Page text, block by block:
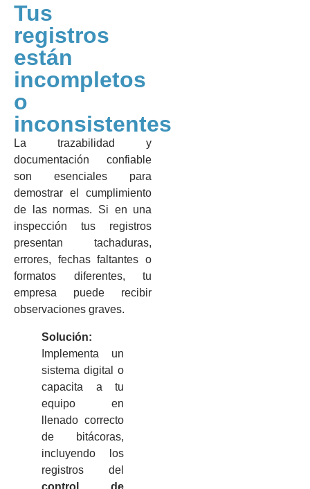
Tus
registros
están
incompletos
o
inconsistentes
La trazabilidad y
documentación confiable
son esenciales para
demostrar el cumplimiento
de las normas. Si en una
inspección tus registros
presentan tachaduras,
errores, fechas faltantes o
formatos diferentes, tu
empresa puede recibir
observaciones graves.
Solución:
Implementa un
sistema digital o
capacita a tu
equipo en
llenado correcto
de bitácoras,
incluyendo los
registros del